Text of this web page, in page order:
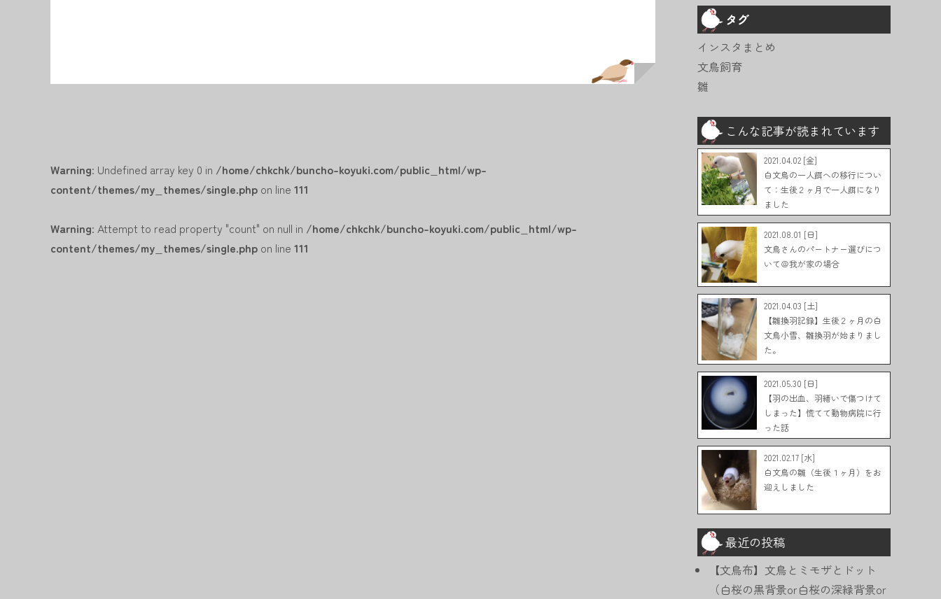
Warning: Undefined array key 0 in /home/chkchk/buncho-koyuki.com/public_html/wp-
content/themes/my_themes/single.php on line 111
Warning: Attempt to read property "count" on null in /home/chkchk/buncho-koyuki.com/public_html/wp-
content/themes/my_themes/single.php on line 111
タグ
インスタまとめ
文鳥飼育
雛
こんな記事が読まれています
2021.04.02 [金]
白文鳥の一人餌への移行につい
て：生後２ヶ月で一人餌になり
ました
2021.08.01 [日]
文鳥さんのパートナー選びにつ
いて＠我が家の場合
2021.04.03 [土]
【雛換羽記録】生後２ヶ月の白
文鳥小雪、雛換羽が始まりまし
た。
2021.05.30 [日]
【羽の出血、羽繕いで傷つけて
しまった】慌てて動物病院に行
った話
2021.02.17 [水]
白文鳥の雛（生後１ヶ月）をお
迎えしました
最近の投稿
【文鳥布】文鳥とミモザとドット
（白桜の黒背景or白桜の深緑背景or